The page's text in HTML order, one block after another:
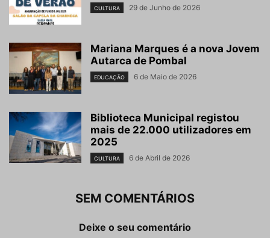
CULTURA 29 de Junho de 2026
Mariana Marques é a nova Jovem
Autarca de Pombal
EDUCAÇÃO 6 de Maio de 2026
Biblioteca Municipal registou
mais de 22.000 utilizadores em
2025
CULTURA 6 de Abril de 2026
SEM COMENTÁRIOS
Deixe o seu comentário